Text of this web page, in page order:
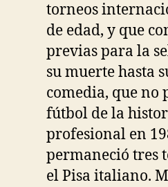
torneos
de edad, y que
previas para la
su muerte hasta
comedia, que no
fútbol de la
profesional en
permaneció tres
el Pisa italiano.